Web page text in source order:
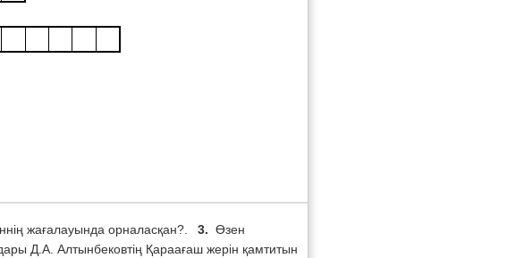
жағалауында орналасқан?. 3. Өзен
Д.А. Алтынбековтің Қараағаш жерін қамтитын